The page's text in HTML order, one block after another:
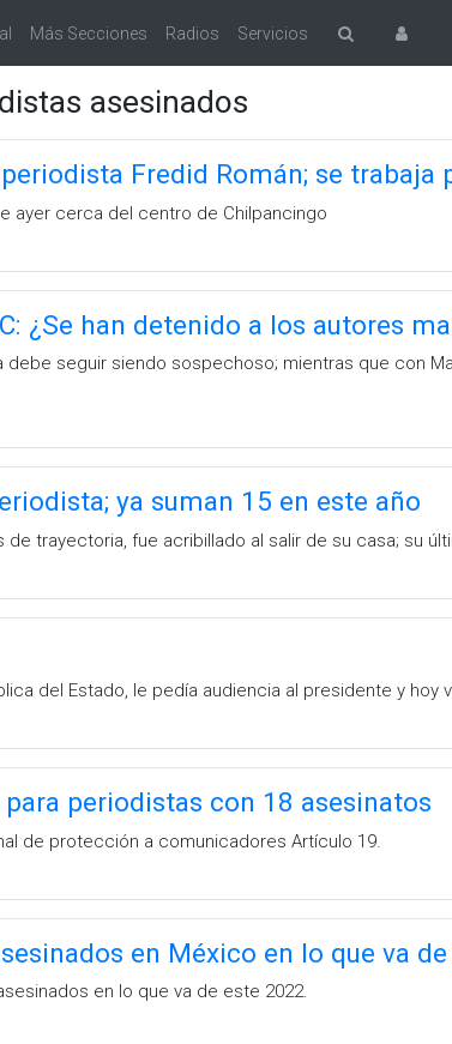
Más Secciones Radios Servicios
asesinados
Fredid Román; se trabaja
ayer cerca del centro de Chilpancingo
¿Se han detenido a los autores
seguir siendo sospechoso; mientras que con
ya suman 15 en este año
de trayectoria, fue acribillado al salir de su casa; su
del Estado, le pedía audiencia al presidente y hoy
periodistas con 18 asesinatos
de protección a comunicadores Artículo 19.
en México en lo que va
en lo que va de este 2022.